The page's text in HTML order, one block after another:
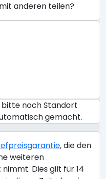
anderen teilen?
bitte noch Standort
gemacht.
, die den
weiteren
Dies gilt für 14